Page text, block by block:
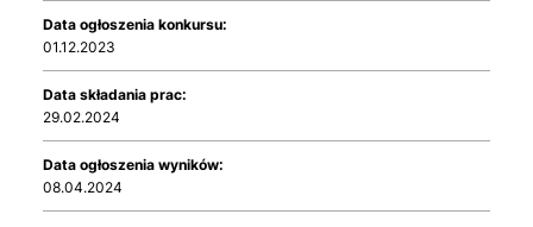
Data ogłoszenia konkursu:
01.12.2023
Data składania prac:
29.02.2024
Data ogłoszenia wyników:
08.04.2024